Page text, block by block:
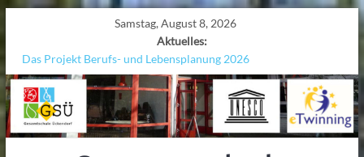
Samstag, August 8, 2026
Aktuelles:
Das Projekt Berufs- und Lebensplanung 2026
UNESCO Stadtradeln „Grenzen überwinden“
KCC-Workshop
Sicherheit auf den Wellen: Lehrkräfte bilden sich in Alicante fort
Ferien!!!